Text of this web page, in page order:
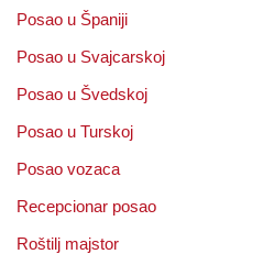
Posao u Španiji
Posao u Svajcarskoj
Posao u Švedskoj
Posao u Turskoj
Posao vozaca
Recepcionar posao
Roštilj majstor